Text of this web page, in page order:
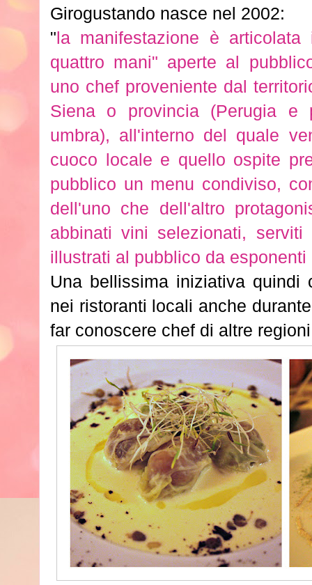
Girogustando nasce nel 2002:
"la manifestazione è
quattro mani" aperte al
uno chef proveniente dal
Siena o provincia (Perugia e
umbra), all'interno del quale
cuoco locale e quello ospite
pubblico un menu condiviso,
dell'uno che dell'altro
abbinati vini selezionati,
illustrati al pubblico da esponenti
Una bellissima iniziativa
nei ristoranti locali anche
far conoscere chef di altre